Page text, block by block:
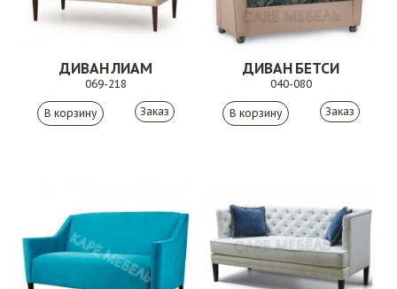
ДИВАН ЛИАМ
069-218
Заказ
ДИВАН БЕТСИ
040-080
Заказ